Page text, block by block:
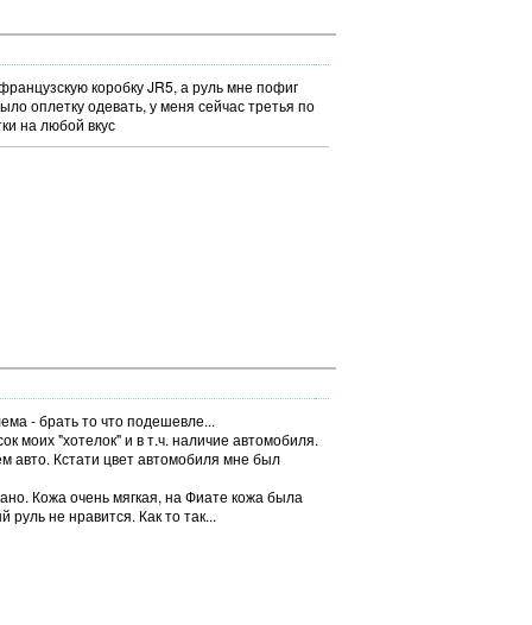
коробку JR5, а руль мне пофиг
оплетку одевать, у меня сейчас третья по
на любой вкус
- брать то что подешевле...
моих "хотелок" и в т.ч. наличие автомобиля.
авто. Кстати цвет автомобиля мне был
Кожа очень мягкая, на Фиате кожа была
не нравится. Как то так...